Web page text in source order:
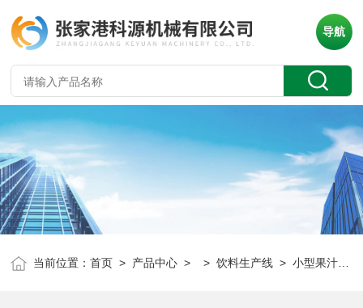
导航
当前位置：首页 > 产品中心 > >饮料生产线 > 小型果汁热灌装生产线 果蔬汁饮料生产线